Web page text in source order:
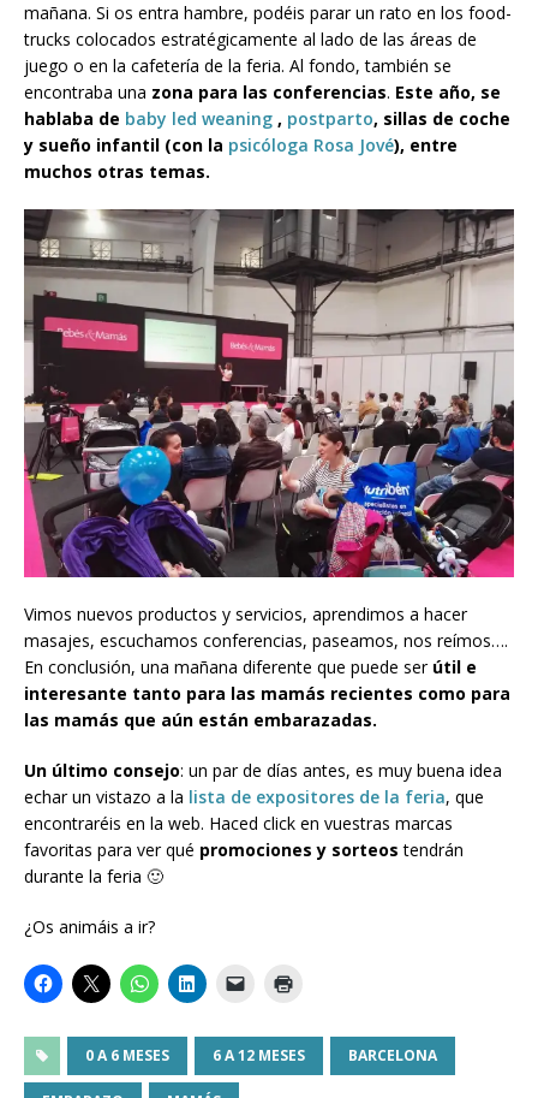
mañana. Si os entra hambre, podéis parar un rato en los food-
trucks colocados estratégicamente al lado de las áreas de
juego o en la cafetería de la feria. Al fondo, también se
encontraba una zona para las conferencias. Este año, se
hablaba de baby led weaning , postparto, sillas de coche
y sueño infantil (con la psicóloga Rosa Jové), entre
muchos otras temas.
Vimos nuevos productos y servicios, aprendimos a hacer
masajes, escuchamos conferencias, paseamos, nos reímos….
En conclusión, una mañana diferente que puede serútil e
interesante tanto para las mamás recientes como para
las mamás que aún están embarazadas.
Un último consejo: un par de días antes, es muy buena idea
echar un vistazo a la lista de expositores de la feria, que
encontraréis en la web. Haced click en vuestras marcas
favoritas para ver qué promociones y sorteos tendrán
durante la feria 🙂
¿Os animáis a ir?
0 A 6 MESES 6 A 12 MESES BARCELONA